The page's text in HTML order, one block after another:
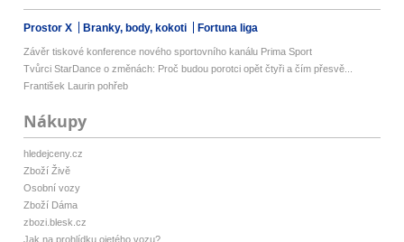
Prostor X Branky, body, kokoti Fortuna liga
Závěr tiskové konference nového sportovního kanálu Prima Sport
Tvůrci StarDance o změnách: Proč budou porotci opět čtyři a čím přesvě...
František Laurin pohřeb
Nákupy
hledejceny.cz
Zboží Živě
Osobní vozy
Zboží Dáma
zbozi.blesk.cz
Jak na prohlídku ojetého vozu?